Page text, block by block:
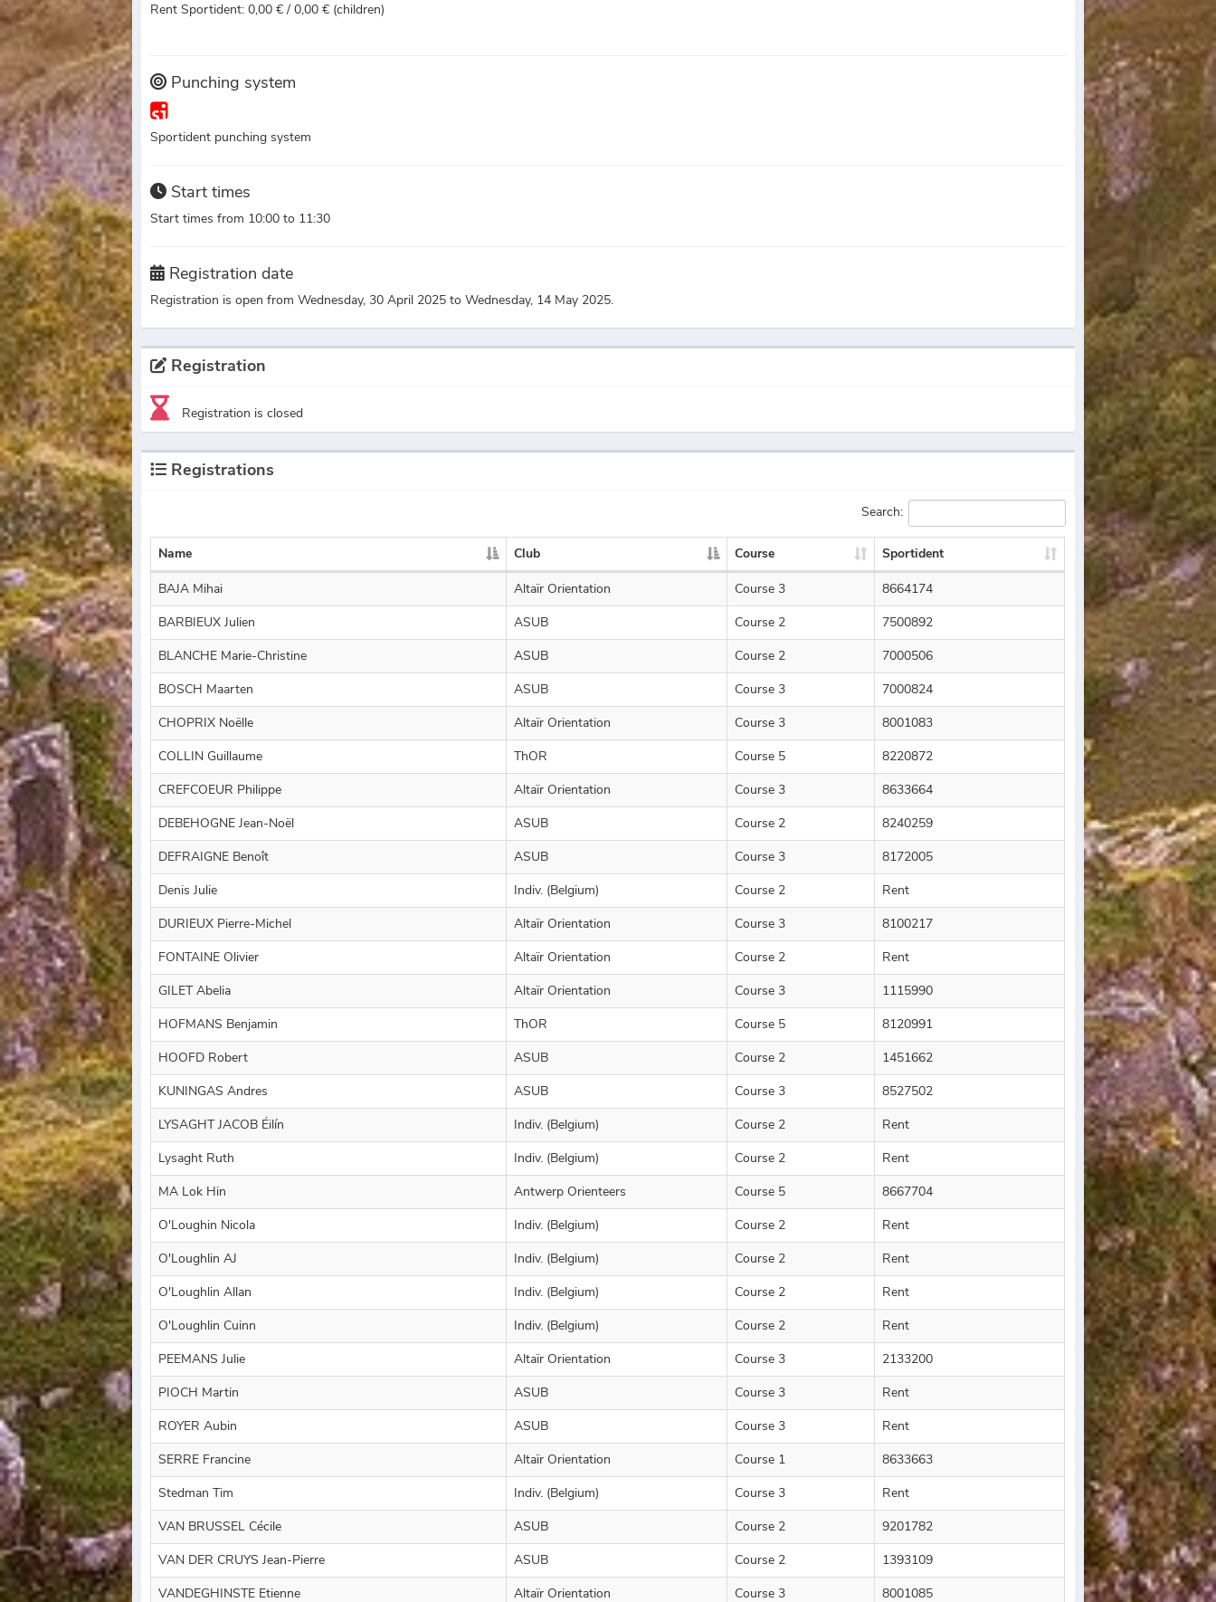
Rent Sportident: 0,00 € / 0,00 € (children)
Punching system
Sportident punching system
Start times
Start times from 10:00 to 11:30
Registration date
Registration is open from Wednesday, 30 April 2025 to Wednesday, 14 May 2025.
Registration
Registration is closed
Registrations
Search:
Name Club Course Sportident
BAJA Mihai Altaïr Orientation Course 3
8664174
BARBIEUX Julien
ASUB Course 2
7500892
BLANCHE Marie-Christine
ASUB Course 2
7000506
BOSCH Maarten
ASUB Course 3
7000824
CHOPRIX Noëlle
Altaïr Orientation Course 3
8001083
COLLIN Guillaume
ThOR Course 5
8220872
CREFCOEUR Philippe
Altaïr Orientation Course 3
8633664
DEBEHOGNE Jean-Noël
ASUB Course 2
8240259
DEFRAIGNE Benoît
ASUB Course 3
8172005
Denis Julie
Indiv. (Belgium) Course 2
Rent
DURIEUX Pierre-Michel
Altaïr Orientation Course 3
8100217
FONTAINE Olivier
Altaïr Orientation Course 2
Rent
GILET Abelia
Altaïr Orientation Course 3
1115990
HOFMANS Benjamin
ThOR Course 5
8120991
HOOFD Robert
ASUB Course 2
1451662
KUNINGAS Andres
ASUB Course 3
8527502
LYSAGHT JACOB Éilín
Indiv. (Belgium) Course 2
Rent
Lysaght Ruth
Indiv. (Belgium) Course 2
Rent
MA Lok Hin
Antwerp Orienteers Course 5
8667704
O'Loughin Nicola
Indiv. (Belgium) Course 2
Rent
O'Loughlin AJ
Indiv. (Belgium) Course 2
Rent
O'Loughlin Allan
Indiv. (Belgium) Course 2
Rent
O'Loughlin Cuinn
Indiv. (Belgium) Course 2
Rent
PEEMANS Julie
Altaïr Orientation Course 3
2133200
PIOCH Martin
ASUB Course 3
Rent
ROYER Aubin
ASUB Course 3
Rent
SERRE Francine
Altaïr Orientation Course 1
8633663
Stedman Tim
Indiv. (Belgium) Course 3
Rent
VAN BRUSSEL Cécile
ASUB Course 2
9201782
VAN DER CRUYS Jean-Pierre
ASUB Course 2
1393109
VANDEGHINSTE Etienne
Altaïr Orientation Course 3 8001085